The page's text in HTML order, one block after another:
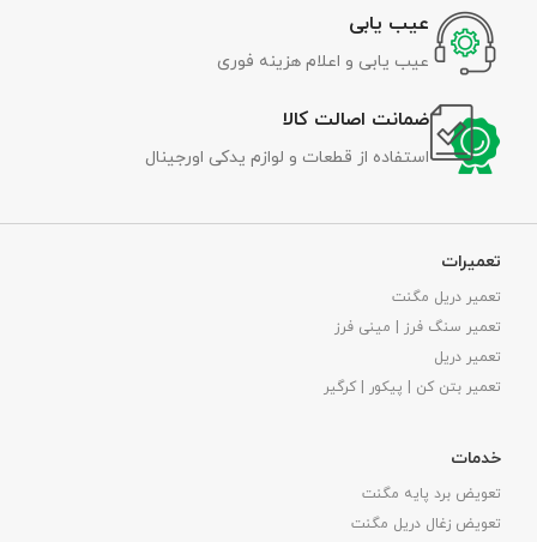
عیب یابی
عیب یابی و اعلام هزینه فوری
ضمانت اصالت کالا
استفاده از قطعات و لوازم یدکی اورجینال
تعمیرات
تعمیر دریل مگنت
تعمیر سنگ فرز | مینی فرز
تعمیر دریل
تعمیر بتن کن | پیکور | کرگیر
خدمات
تعویض برد پایه مگنت
تعویض زغال دریل مگنت